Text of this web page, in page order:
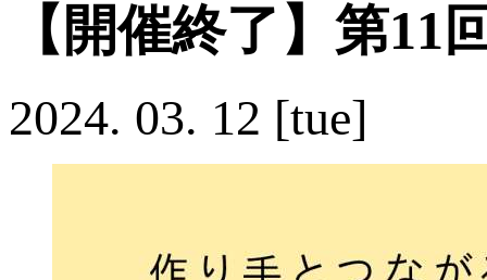
【開催終了】第11
2024. 03. 12 [tue]